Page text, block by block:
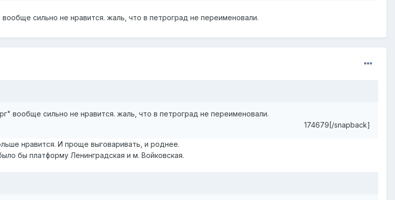
сильно не нравится. жаль, что в петроград не переименовали.
вообще сильно не нравится. жаль, что в петроград не переименовали.
174679[/snapback]
нравится. И проще выговаривать, и роднее.
бы платформу Ленинградская и м. Войковская.